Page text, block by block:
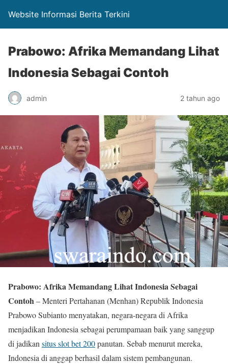
Website Informasi Berita Terkini
Prabowo: Afrika Memandang Lihat
Indonesia Sebagai Contoh
admin 2 tahun ago
Prabowo: Afrika Memandang Lihat Indonesia Sebagai
Contoh– Menteri Pertahanan (Menhan) Republik Indonesia
Prabowo Subianto menyatakan, negara-negara di Afrika
menjadikan Indonesia sebagai perumpamaan baik yang sanggup
di jadikan situs slot bet 200panutan. Sebab menurut mereka,
Indonesia di anggap berhasil dalam sistem pembangunan.